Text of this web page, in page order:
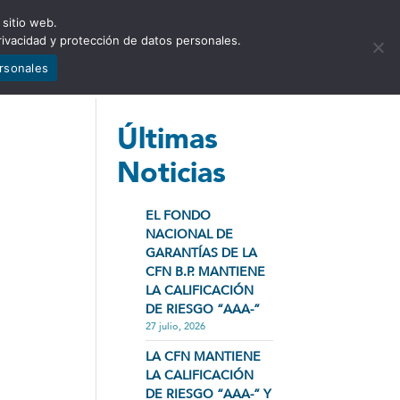
NOTICIAS CONTÁCTENOS
Últimas
Noticias
EL FONDO
NACIONAL DE
GARANTÍAS DE LA
CFN B.P. MANTIENE
LA CALIFICACIÓN
DE RIESGO “AAA-”
27 julio, 2026
LA CFN MANTIENE
LA CALIFICACIÓN
DE RIESGO “AAA-” Y
sitio web.
y protección de datos personales.